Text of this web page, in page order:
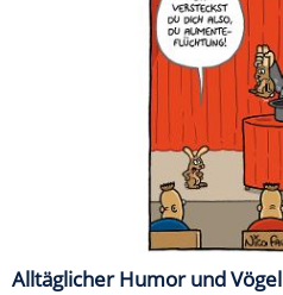
Alltäglicher Humor und Vögel